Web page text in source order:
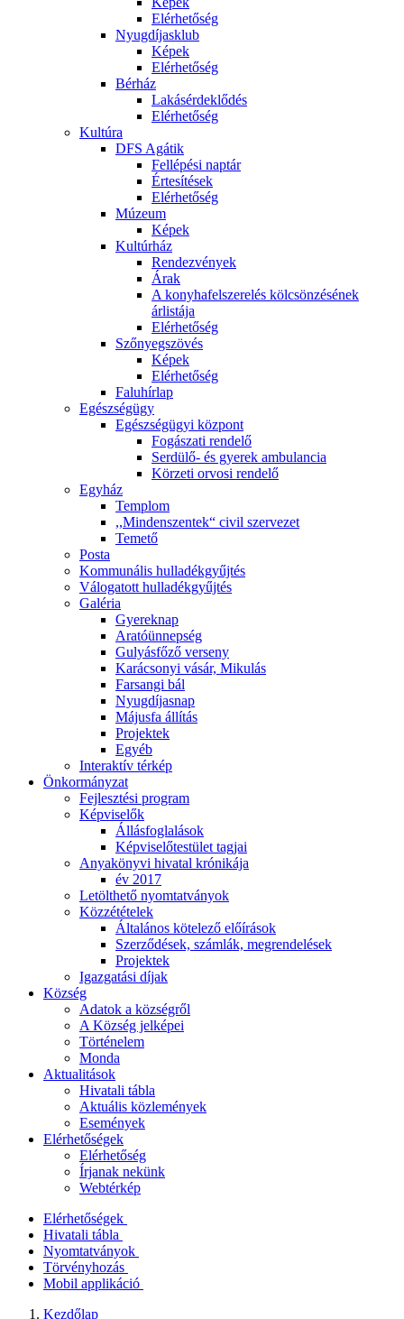
Elérhetőség
Nyugdíjasklub
Képek
Elérhetőség
Bérház
Lakásérdeklődés
Elérhetőség
Kultúra
DFS Agátik
Fellépési naptár
Értesítések
Elérhetőség
Múzeum
Képek
Kultúrház
Rendezvények
Árak
A konyhafelszerelés kölcsönzésének
árlistája
Elérhetőség
Szőnyegszövés
Képek
Elérhetőség
Faluhírlap
Egészségügy
Egészségügyi központ
Fogászati rendelő
Serdülő- és gyerek ambulancia
Körzeti orvosi rendelő
Egyház
Templom
,,Mindenszentek“ civil szervezet
Temető
Posta
Kommunális hulladékgyűjtés
Válogatott hulladékgyűjtés
Galéria
Gyereknap
Aratóünnepség
Gulyásfőző verseny
Karácsonyi vásár, Mikulás
Farsangi bál
Nyugdíjasnap
Májusfa állítás
Projektek
Egyéb
Interaktív térkép
Önkormányzat
Fejlesztési program
Képviselők
Állásfoglalások
Képviselőtestület tagjai
Anyakönyvi hivatal krónikája
év 2017
Letölthető nyomtatványok
Közzétételek
Általános kötelező előírások
Szerződések, számlák, megrendelések
Projektek
Igazgatási díjak
Község
Adatok a községről
A Község jelképei
Történelem
Monda
Aktualitások
Hivatali tábla
Aktuális közlemények
Események
Elérhetőségek
Elérhetőség
Írjanak nekünk
Webtérkép
Elérhetőségek
Hivatali tábla
Nyomtatványok
Törvényhozás
Mobil applikáció
Kezdőlap